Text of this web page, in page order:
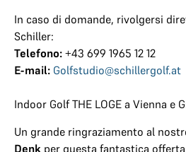
In caso di domande, rivolgersi
Schiller:
Telefono: +43 699 1965 12 12
E-mail: Golfstudio@schillergolf.at
Indoor Golf THE LOGE a Vienna e
Un grande ringraziamento al
Denk per questa fantastica